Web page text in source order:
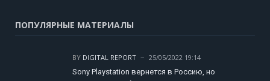
ПОПУЛЯРНЫЕ МАТЕРИАЛЫ
BY DIGITAL REPORT
25/05/2022 19:14
Sony Playstation вернется в Россию, но